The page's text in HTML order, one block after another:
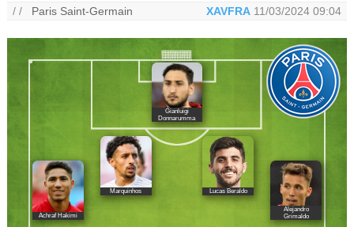
/ / Paris Saint-Germain XAVFRA 11/03/2024 09:04
Gianluigi
Donnarumma
Achraf Hakimi
Marquinhos Lucas Beraldo
Alejandro
Grimaldo